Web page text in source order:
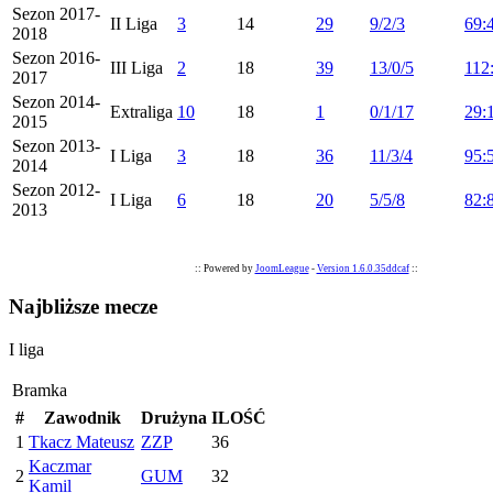
Sezon 2017-
2018
II Liga 3 14 29 9/2/3
Sezon 2016-
2017
III Liga 2 18 39 13/0/5
Sezon 2014-
2015
Extraliga 10 18 1 0/1/17
Sezon 2013-
2014
I Liga 3 18 36 11/3/4
Sezon 2012-
2013
I Liga 6 18 20 5/5/8
:: Powered by JoomLeague- Version 1.6.0.35ddcaf::
Najbliższe mecze
I liga
Bramka
#
Zawodnik Drużyna ILOŚĆ
1 Tkacz Mateusz ZZP
36
2
Kaczmar
Kamil
GUM
32